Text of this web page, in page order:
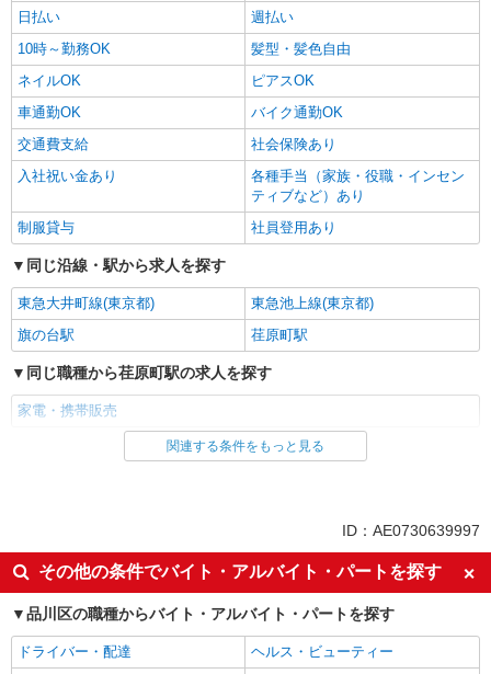
日払い
週払い
10時～勤務OK
髪型・髪色自由
ネイルOK
ピアスOK
車通勤OK
バイク通勤OK
交通費支給
社会保険あり
入社祝い金あり
各種手当（家族・役職・インセン
ティブなど）あり
制服貸与
社員登用あり
同じ沿線・駅から求人を探す
東急大井町線(東京都)
東急池上線(東京都)
旗の台駅
荏原町駅
同じ職種から荏原町駅の求人を探す
家電・携帯販売
同じ雇用形態から荏原町駅の求人を探す
即日勤務OK
履歴書不要
Web面接OK
未経験歓迎
ミドル（40代～）活躍中
英語が活かせる
語学力を活かせる（英語以外）
高収入・高額
関連する条件をもっと見る
ID：AE0730639997
その他の条件でバイト・アルバイト・パートを探す
品川区の職種からバイト・アルバイト・パートを探す
ドライバー・配達
ヘルス・ビューティー